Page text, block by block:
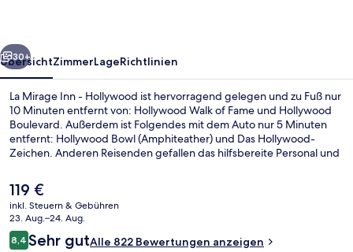
Weiter
30+
ÜbersichtZimmerLageRichtlinien
La Mirage Inn - Hollywood ist hervorragend gelegen und zu Fuß nur
10 Minuten entfernt von: Hollywood Walk of Fame und Hollywood
Boulevard. Außerdem ist Folgendes mit dem Auto nur 5 Minuten
entfernt: Hollywood Bowl (Amphiteather) und Das Hollywood-
Zeichen. Anderen Reisenden gefallen das hilfsbereite Personal und
Nähe: Zur U-Bahn (Station Hollywood - Vine) sind es nur 10
Gehminuten.
Der
aktuelle
Preis
beträgt
119 €.
119 €
inkl. Steuern & Gebühren
23. Aug.–24. Aug.
Bewertungen
8,48,4 von 10.
Sehr gutAlle 822 Bewertungen anzeigen